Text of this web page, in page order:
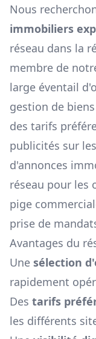
Nous
immobiliers
réseau dans la
membre de
large éventail
gestion de
des tarifs
publicités sur
d'annonces
réseau pour
pige
prise de
Avantages du
Une sélection
rapidement
Des tarifs
les différents